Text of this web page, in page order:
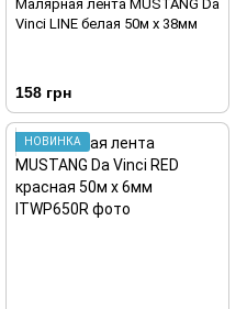
Малярная лента MUSTANG Da
Vinci LINE белая 50м х 38мм
158 грн
НОВИНКА